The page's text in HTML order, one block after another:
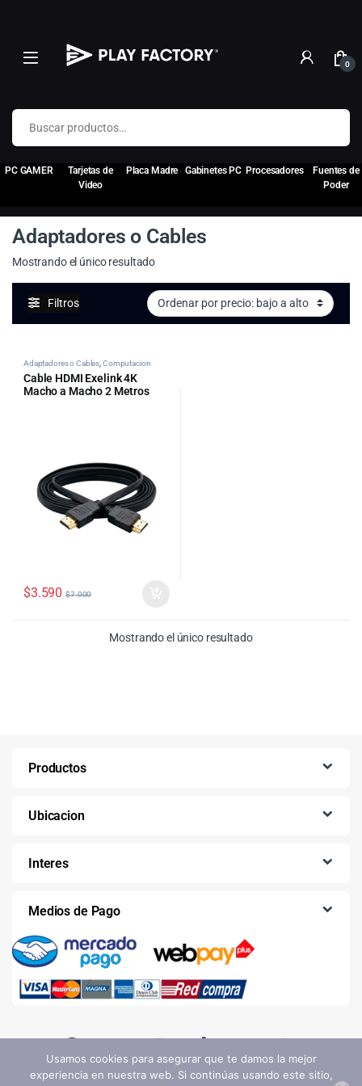
0
Buscar por:
PC GAMER
Tarjetas de
Video
Placa Madre Gabinetes PC Procesadores
Fuentes de
Poder
Adaptadores o Cables
Mostrando el único resultado
Filtros
Adaptadores o Cables Computacion
Cable HDMI Exelink 4K
Macho a Macho 2 Metros
$3.590 $7.000
Mostrando el único resultado
Productos
Ubicacion
Interes
Medios de Pago
Usamos cookies para asegurar que te damos la mejor
experiencia en nuestra web. Si continúas usando este sitio,